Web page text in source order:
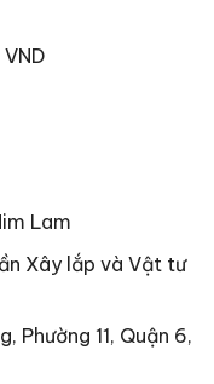
Lam
Xây lắp và Vật tư
Phường 11, Quận 6,